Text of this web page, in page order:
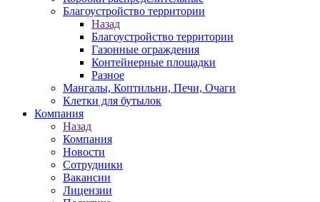
Благоустройство территории
Назад
Благоустройство территории
Газонные ограждения
Контейнерные площадки
Разное
Мангалы, Коптильни, Печи, Очаги
Клетки для бутылок
Компания
Назад
Компания
Новости
Сотрудники
Вакансии
Лицензии